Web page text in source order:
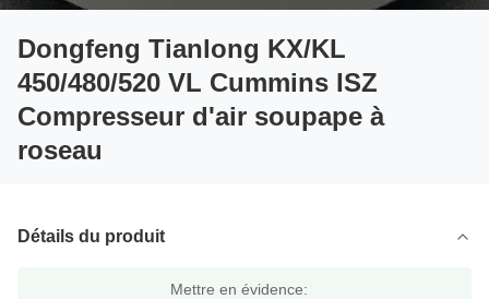
Dongfeng Tianlong KX/KL
450/480/520 VL Cummins ISZ
Compresseur d'air soupape à
roseau
Détails du produit
Mettre en évidence: